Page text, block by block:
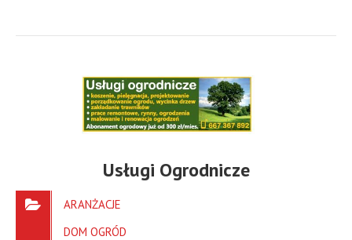
Usługi Ogrodnicze
ARANŻACJE
DOM OGRÓD